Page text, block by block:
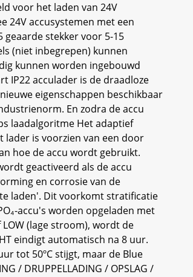
voor het laden van 24V
24V accusystemen met een
geaarde stekker voor 5-15
(niet inbegrepen) kunnen
kunnen worden ingebouwd
IP22 acculader is de draadloze
eigenschappen beschikbaar
En zodra de accu
laadalgoritme Het adaptief
lader is voorzien van een door
hoe de accu wordt gebruikt.
geactiveerd als de accu
en corrosie van de
laden'. Dit voorkomt stratificatie
accu's worden opgeladen met
(lage stroom), wordt de
eindigt automatisch na 8 uur.
tot 50ºC stijgt, maar de Blue
/ DRUPPELLADING / OPSLAG /